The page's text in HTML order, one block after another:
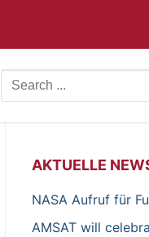
Search
for:
AKTUELLE
NASA Aufruf für
AMSAT will